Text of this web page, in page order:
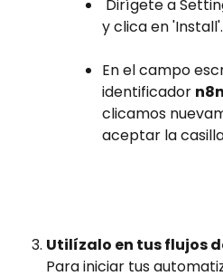
y clica en 'Install'.
En el campo
identificador
clicamos
aceptar la
Utilízalo en tus flujos
Para iniciar tus